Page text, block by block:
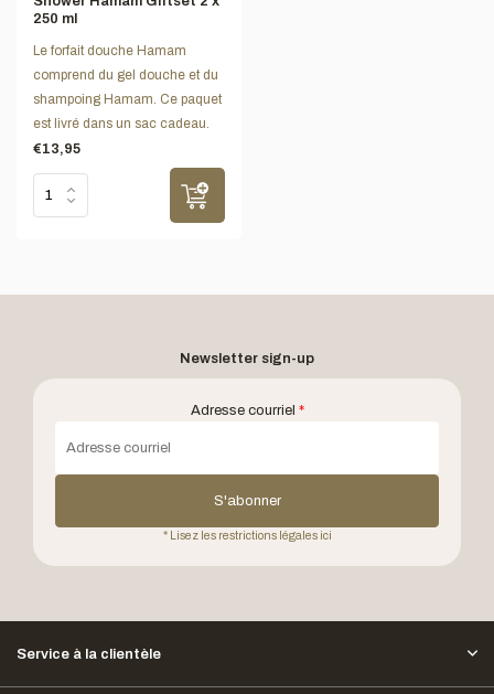
250 ml
Le forfait douche Hamam
comprend du gel douche et du
shampoing Hamam. Ce paquet
est livré dans un sac cadeau.
€13,95
Newsletter sign-up
Adresse courriel *
S'abonner
* Lisez les restrictions légales ici
Service à la clientèle